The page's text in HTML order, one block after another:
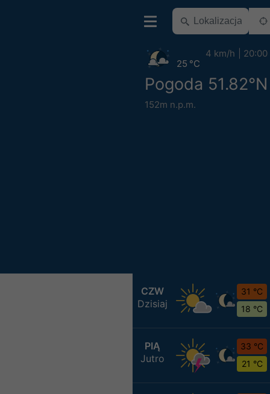
Pogoda
152m n.p.m.
25 °C
4 km/h 20:00
CZW
Dzisiaj
31 °C
18 °C
PIĄ
Jutro
33 °C
21 °C